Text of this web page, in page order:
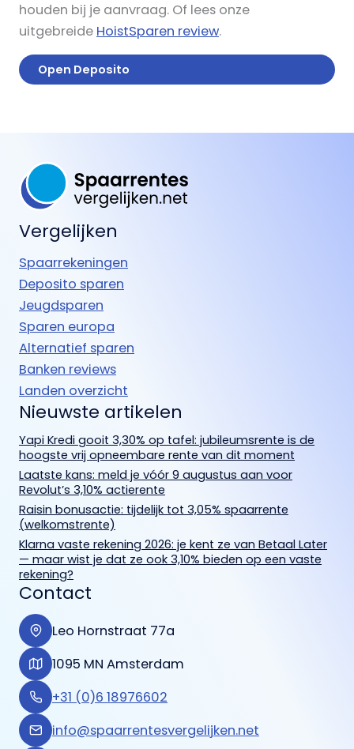
houden bij je aanvraag. Of lees onze
uitgebreide HoistSparen review.
Open Deposito
Vergelijken
Spaarrekeningen
Deposito sparen
Jeugdsparen
Sparen europa
Alternatief sparen
Banken reviews
Landen overzicht
Nieuwste artikelen
Yapi Kredi gooit 3,30% op tafel: jubileumsrente is de
hoogste vrij opneembare rente van dit moment
Laatste kans: meld je vóór 9 augustus aan voor
Revolut’s 3,10% actierente
Raisin bonusactie: tijdelijk tot 3,05% spaarrente
(welkomstrente)
Klarna vaste rekening 2026: je kent ze van Betaal Later
— maar wist je dat ze ook 3,10% bieden op een vaste
rekening?
Contact
Leo Hornstraat 77a
1095 MN Amsterdam
+31 (0)6 18976602
info@spaarrentesvergelijken.net